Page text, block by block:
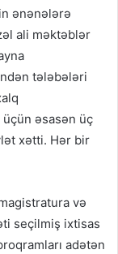
ənənələrə
ali məktəblər
tələbələri
əsasən üç
xətti. Hər bir
və
seçilmiş ixtisas
adətən